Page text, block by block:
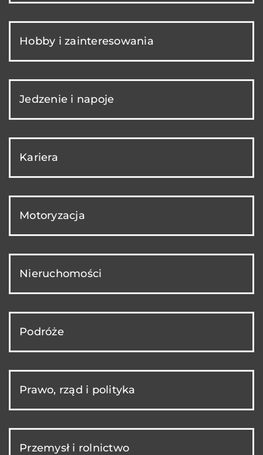
Hobby i zainteresowania
Jedzenie i napoje
Kariera
Motoryzacja
Nieruchomości
Podróże
Prawo, rząd i polityka
Przemysł i rolnictwo